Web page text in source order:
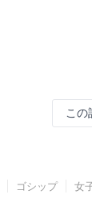
この
ゴシップ 女